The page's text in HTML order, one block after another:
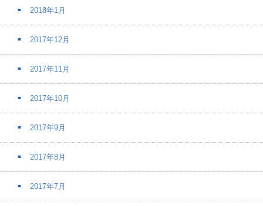
2018年1月
2017年12月
2017年11月
2017年10月
2017年9月
2017年8月
2017年7月